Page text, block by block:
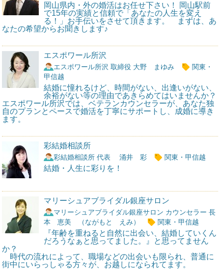
岡山県内・外の婚活はお任せ下さい！ 岡山駅前
で15年の実績と信頼で「あなたの人生を変え
る！」お手伝いをさせて頂きます。 まずは、あ
なたの希望からお聞きします♪
エスポワール所沢
エスポワール所沢 取締役 大野 まゆみ
関東・
甲信越
結婚に憧れるけど、時間がない、出逢いがない、
余裕がない等の理由であきらめてはいませんか？
エスポワール所沢では、ベテランカウンセラーが、あなた独
自のプランとペースで婚活を丁寧にサポートし、成婚に導き
ます。
彩結婚相談所
彩結婚相談所 代表 涌井 彩 関東・甲信越
結婚・人生に彩りを！
マリーシュアブライダル銀座サロン
マリーシュアブライダル銀座サロン カウンセラー 長
本 恵美 （ながもと えみ）
関東・甲信越
『年齢を重ねると自然に出会い、結婚していくん
だろうなぁと思ってました。』と思ってません
か？
時代の流れによって、職場などの出会いも限られ、普通に
街中にいらっしゃる方々が、お越しになられてます。